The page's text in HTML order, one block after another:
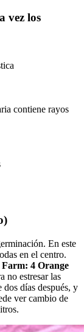
vez los
contiene rayos
En este
en el centro.
Farm: 4 Orange
no estresar las
dos días después, y
ver cambio de